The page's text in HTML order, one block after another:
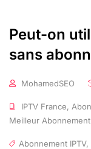
Peut-on
sans
MohamedSEO
IPTV France,
Meilleur Abonnement
Abonnement IPTV,